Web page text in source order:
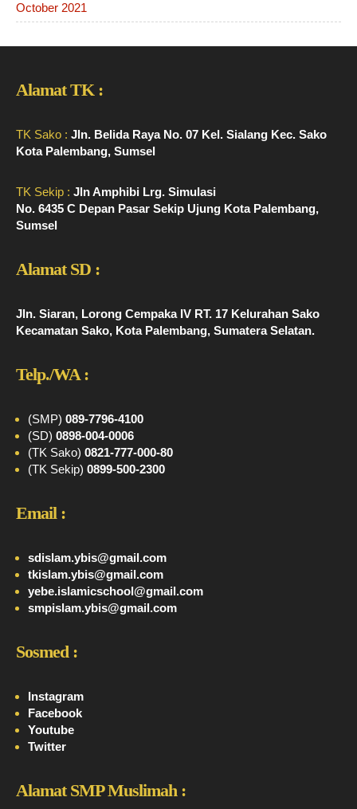
October 2021
Alamat TK :
TK Sako : Jln. Belida Raya No. 07 Kel. Sialang Kec. Sako
Kota Palembang, Sumsel
TK Sekip : Jln Amphibi Lrg. Simulasi
No. 6435 C Depan Pasar Sekip Ujung Kota Palembang,
Sumsel
Alamat SD :
Jln. Siaran, Lorong Cempaka IV RT. 17 Kelurahan Sako
Kecamatan Sako, Kota Palembang, Sumatera Selatan.
Telp./WA :
(SMP) 089-7796-4100
(SD) 0898-004-0006
(TK Sako) 0821-777-000-80
(TK Sekip) 0899-500-2300
Email :
sdislam.ybis@gmail.com
tkislam.ybis@gmail.com
yebe.islamicschool@gmail.com
smpislam.ybis@gmail.com
Sosmed :
Instagram
Facebook
Youtube
Twitter
Alamat SMP Muslimah :